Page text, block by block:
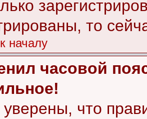
то
началу
часовой
что